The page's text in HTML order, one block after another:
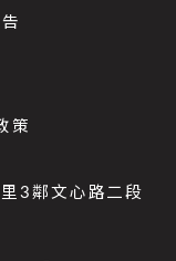
策
3鄰文心路二段